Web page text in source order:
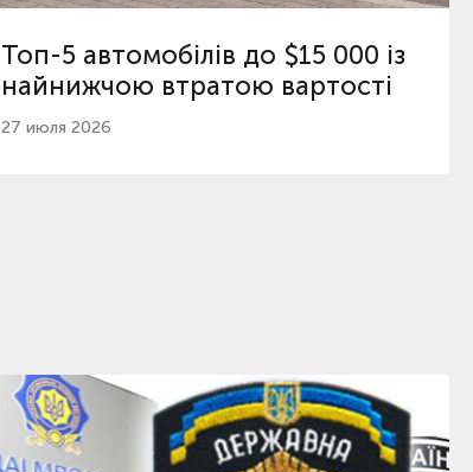
Топ-5 автомобілів до $15 000 із
найнижчою втратою вартості
27 июля 2026